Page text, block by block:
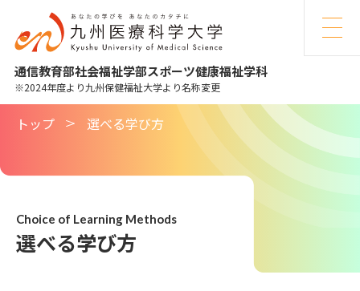
医
療
科
大
学
通信教育部社会福祉学部スポーツ健康福祉学科
2024年度より九州保健福祉大学より名称変更
トップ 選べる学び方
Choice of Learning Methods
選べる学び方